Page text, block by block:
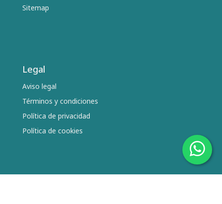
Sitemap
Legal
Aviso legal
Términos y condiciones
Política de privacidad
Política de cookies